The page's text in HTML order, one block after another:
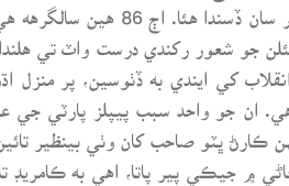
طبقاتي هو. هر مسئلي جو حل
جو شعور رکندي درست واٽ تي
کي ايندي به ڏٺوسين، پر
ان جو واحد سبب پيپلز پارٽي
ڪارڻ ڀٽو صاحب کان وٺي بينظير
۾ جيڪي پير پاتا، اهي به